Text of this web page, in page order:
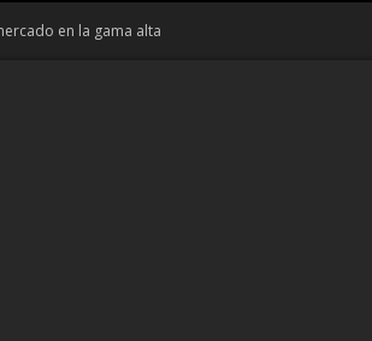
en la gama alta